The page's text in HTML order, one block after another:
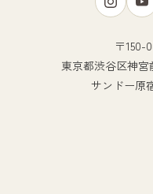
〒150-
東京都渋谷区神
サンドー原